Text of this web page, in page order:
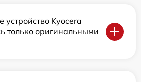
устройство Kyocera
только оригинальными